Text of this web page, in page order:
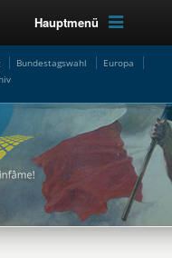
Hauptmenü
Bundestagswahl
Europa